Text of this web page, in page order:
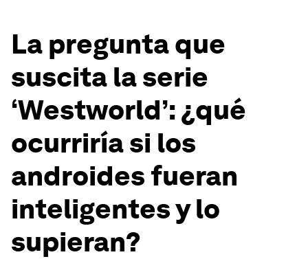
La pregunta que
suscita la serie
‘Westworld’: ¿qué
ocurriría si los
androides fueran
inteligentes y lo
supieran?